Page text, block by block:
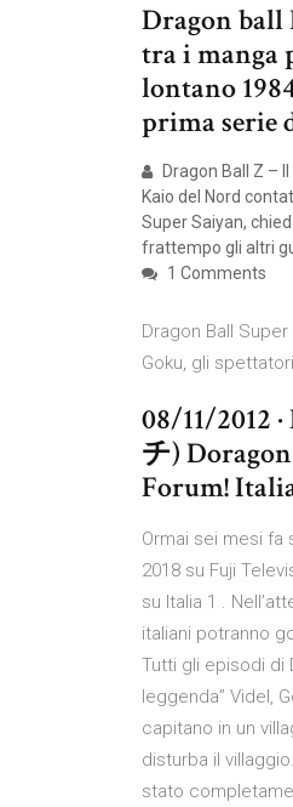
Dragon ball
tra i manga
lontano
prima serie
Dragon Ball Z –
Kaio del Nord
Super Saiyan,
frattempo gli altri
1 Comments
Dragon Ball
Goku, gli
08/11/2012
チ)
Forum!
Ormai sei mesi fa
2018 su Fuji
su Italia 1 .
italiani potranno
Tutti gli episodi di
leggenda” Videl,
capitano in un
disturba il
stato